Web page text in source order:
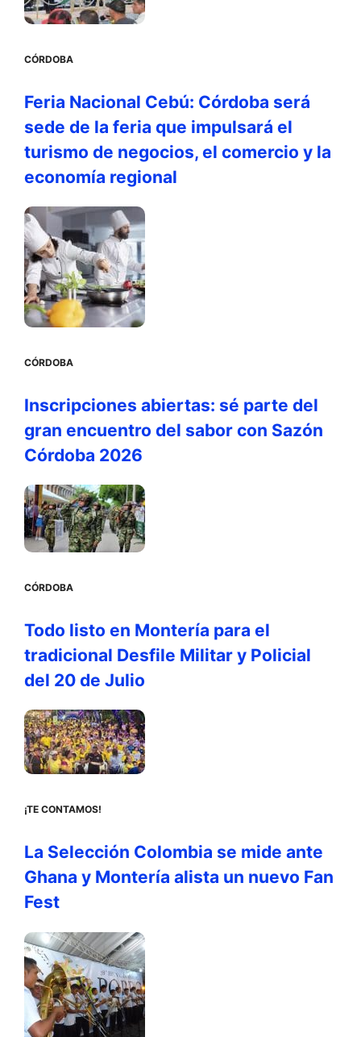
CÓRDOBA
Feria Nacional Cebú: Córdoba será
sede de la feria que impulsará el
turismo de negocios, el comercio y la
economía regional
CÓRDOBA
Inscripciones abiertas: sé parte del
gran encuentro del sabor con Sazón
Córdoba 2026
CÓRDOBA
Todo listo en Montería para el
tradicional Desfile Militar y Policial
del 20 de Julio
¡TE CONTAMOS!
La Selección Colombia se mide ante
Ghana y Montería alista un nuevo Fan
Fest